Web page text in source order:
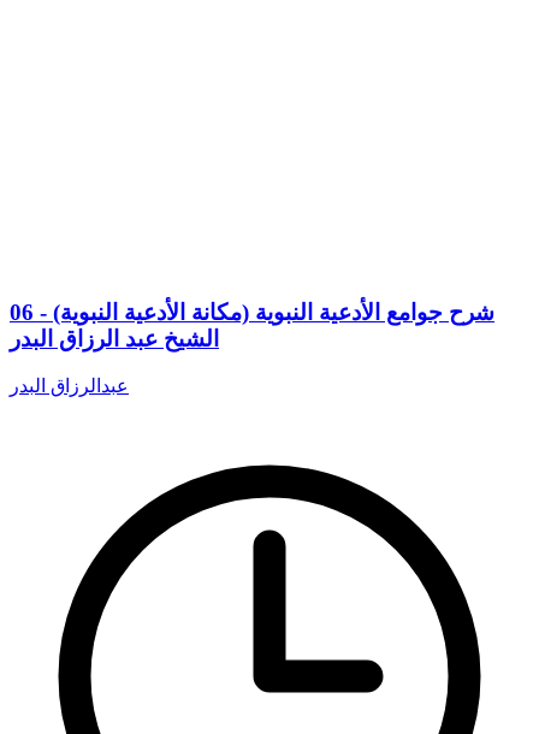
06 - شرح جوامع الأدعية النبوية (مكانة الأدعية النبوية)
الشيخ عبد الرزاق البدر
عبدالرزاق البدر